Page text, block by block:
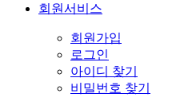
회원서비스
회원가입
로그인
아이디 찾기
비밀번호 찾기